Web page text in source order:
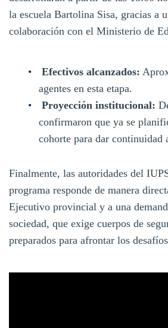
la escuela Bartolina Sisa, gracias a
colaboración con el Ministerio de
Efectivos alcanzados:
agentes en esta etapa.
Proyección institucional:
confirmaron que ya se
cohorte para dar continuidad
Finalmente, las autoridades del
programa responde de manera
Ejecutivo provincial y a una
sociedad, que exige cuerpos de
preparados para afrontar los